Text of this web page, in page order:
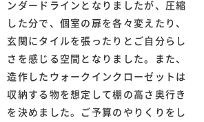
ンダードラインとなりましたが、圧縮
した分で、個室の扉を各々変えたり、
玄関にタイルを張ったりとご自分らし
さを感じる空間となりました。また、
造作したウォークインクローゼットは
収納する物を想定して棚の高さ奥行き
を決めました。ご予算のやりくりをし